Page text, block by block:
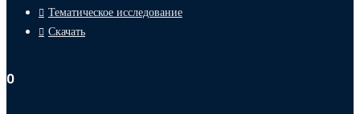
Тематическое исследование
Скачать
О